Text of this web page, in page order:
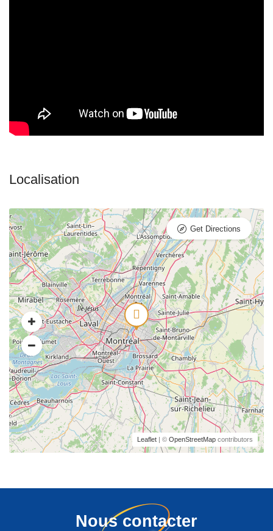
Leaflet | © OpenStreetMap contributors
Get Directions
Nous contacter